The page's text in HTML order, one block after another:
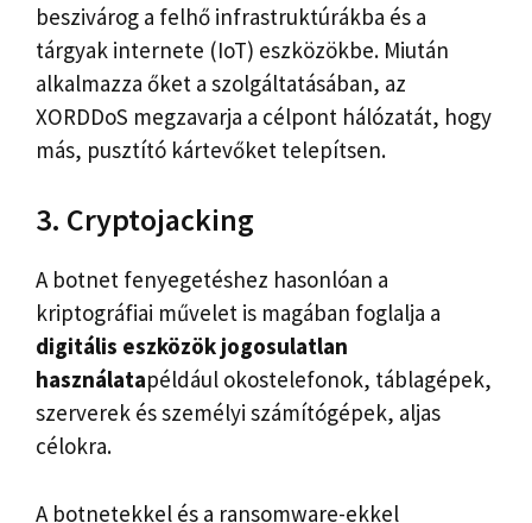
beszivárog a felhő infrastruktúrákba és a
tárgyak internete (IoT) eszközökbe. Miután
alkalmazza őket a szolgáltatásában, az
XORDDoS megzavarja a célpont hálózatát, hogy
más, pusztító kártevőket telepítsen.
3. Cryptojacking
A botnet fenyegetéshez hasonlóan a
kriptográfiai művelet is magában foglalja a
digitális eszközök jogosulatlan
használatapéldául okostelefonok, táblagépek,
szerverek és személyi számítógépek, aljas
célokra.
A botnetekkel és a ransomware-ekkel